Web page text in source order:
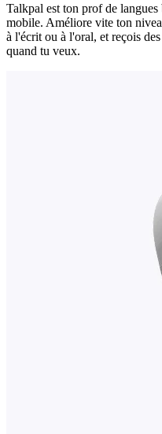
Talkpal est ton prof de
mobile. Améliore vite ton
à l'écrit ou à l'oral, et reçois
quand tu veux.